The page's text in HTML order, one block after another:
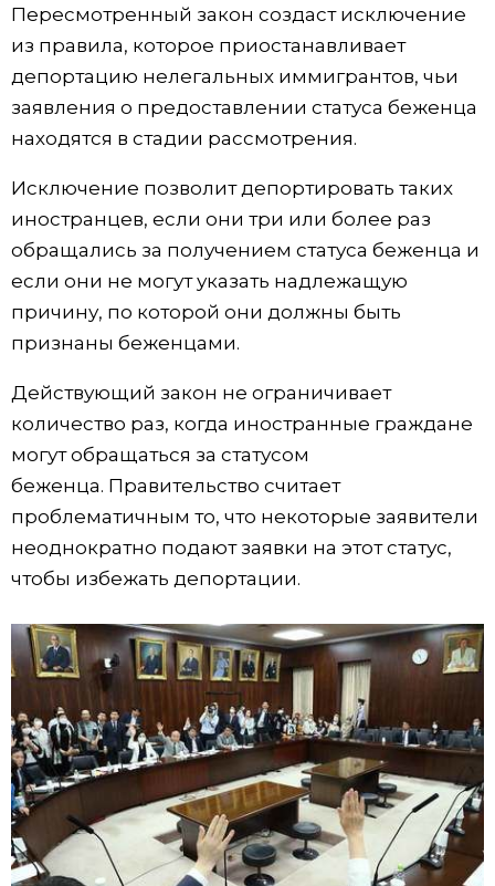
Жизнь
Технологии
От редакции
Пересмотренный закон создаст исключение
из правила, которое приостанавливает
депортацию нелегальных иммигрантов, чьи
заявления о предоставлении статуса беженца
находятся в стадии рассмотрения.
Исключение позволит депортировать таких
иностранцев, если они три или более раз
обращались за получением статуса беженца и
если они не могут указать надлежащую
причину, по которой они должны быть
признаны беженцами.
Действующий закон не ограничивает
количество раз, когда иностранные граждане
могут обращаться за статусом
беженца. Правительство считает
проблематичным то, что некоторые заявители
неоднократно подают заявки на этот статус,
чтобы избежать депортации.